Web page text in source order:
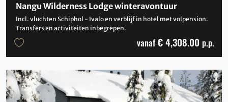
Nangu Wilderness Lodge winteravontuur
Incl. vluchten Schiphol - Ivalo en verblijf in hotel met volpension.
Transfers en activiteiten inbegrepen.
vanaf € 4,308.00 p.p.